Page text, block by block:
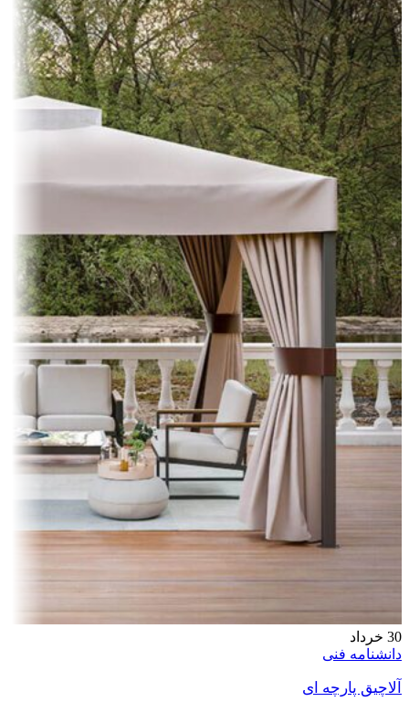
30 خرداد
دانشنامه فنی
آلاچیق پارچه ‌ای